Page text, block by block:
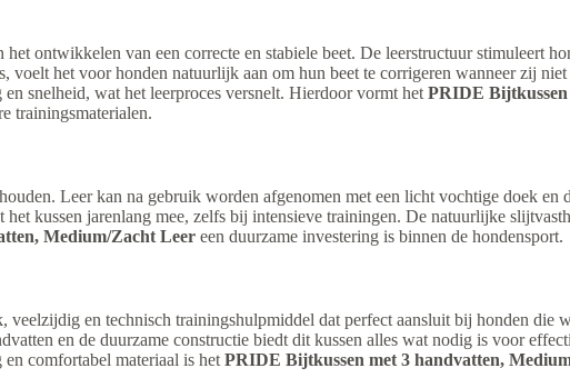
het ontwikkelen van een correcte en stabiele beet. De leerstructuur stimuleert
het voor honden natuurlijk aan om hun beet te corrigeren wanneer zij niet
snelheid, wat het leerproces versnelt. Hierdoor vormt het PRIDE Bijtkussen
trainingsmaterialen.
Leer kan na gebruik worden afgenomen met een licht vochtige doek en
kussen jarenlang mee, zelfs bij intensieve trainingen. De natuurlijke
Medium/Zacht Leer een duurzame investering is binnen de hondensport.
veelzijdig en technisch trainingshulpmiddel dat perfect aansluit bij honden die
en de duurzame constructie biedt dit kussen alles wat nodig is voor
comfortabel materiaal is het PRIDE Bijtkussen met 3 handvatten,